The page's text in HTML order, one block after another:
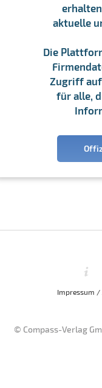
aktuelle
Die
Zugriff
für alle,
Impressum /
© Compass-Verlag